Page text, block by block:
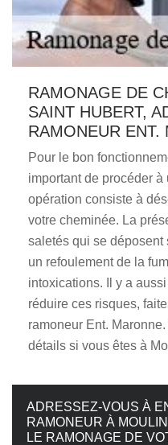
RAMONAGE DE
SAINT HUBERT,
RAMONEUR ENT.
Pour le bon
important de procéder
opération consiste à
votre cheminée. La
saletés qui se déposent
un refoulement de la
intoxications. Il y a
réduire ces risques,
ramoneur Ent.
détails si vous êtes à
ADRESSEZ-VOUS À
RAMONEUR À
LE RAMONAGE DE